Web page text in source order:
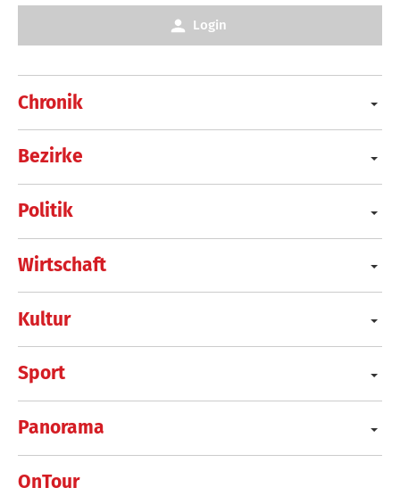
Chronik
Bezirke
Politik
Wirtschaft
Kultur
Sport
Panorama
OnTour
Login